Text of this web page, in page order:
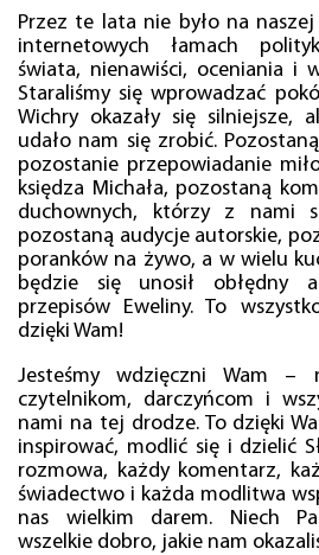
Przez te lata nie było na
internetowych łamach
świata, nienawiści, oceniania i
Staraliśmy się wprowadzać
Wichry okazały się silniejsze,
udało nam się zrobić.
pozostanie przepowiadanie
księdza Michała, pozostaną
duchownych, którzy z nami
pozostaną audycje autorskie,
poranków na żywo, a w wielu
będzie się unosił obłędny
przepisów Eweliny. To
dzięki Wam!
Jesteśmy wdzięczni Wam –
czytelnikom, darczyńcom i
nami na tej drodze. To dzięki
inspirować, modlić się i dzielić
rozmowa, każdy komentarz,
świadectwo i każda modlitwa
nas wielkim darem. Niech
wszelkie dobro, jakie nam